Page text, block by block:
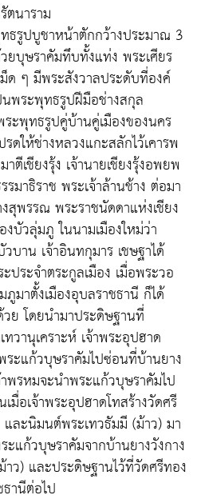
นาราม
รูปบูชาหน้าตักกว้างประมาณ 3
บุษราคัมทึบทั้งแท่ง พระเศียร
ด ๆ มีพระสังวาลประดับที่องค์
พระพุทธรูปฝีมือช่างสกุล
ะพุทธรูปคู่บ้านคู่เมืองของนคร
รดให้ช่างหลวงแกะสลักไว้เคารพ
เชียงรุ้ง เจ้านายเชียงรุ้งอพยพ
มาธิราช พระเจ้าล้านช้าง ต่อมา
งสุพรรณ พระราชนัดดาแห่งเชียง
บัวลุ่มภู ในนามเมืองใหม่ว่า
บาน เจ้าอินทกุมาร เชษฐาได้
ระจำตระกูลเมือง เมื่อพระวอ
มาตั้งเมืองอุบลราชธานี ก็ได้
ย โดยนำมาประดิษฐานที่
วานุเคราะห์ เจ้าพระอุปฮาด
ะแก้วบุษราคัมไปซ่อนที่บ้านยาง
าพรหมจะนำพระแก้วบุษราคัมไป
มื่อเจ้าพระอุปฮาดโทสร้างวัดศรี
ละนิมนต์พระเทวธัมมี (ม้าว) มา
แก้วบุษราคัมจากบ้านยางวังกาง
ว) และประดิษฐานไว้ที่วัดศรีทอง
านีต่อไป